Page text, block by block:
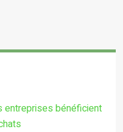
bénéficient